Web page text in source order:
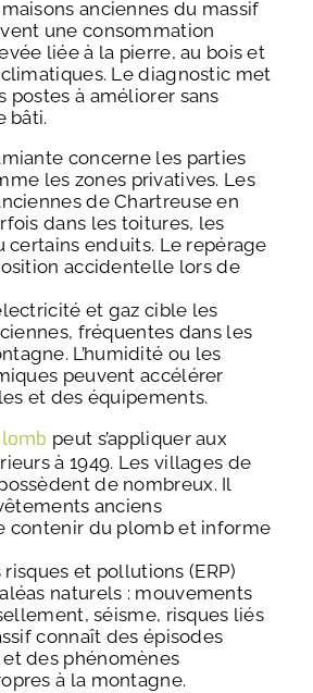
anciennes du massif
une consommation
liée à la pierre, au bois et
Le diagnostic met
postes à améliorer sans
bâti.
concerne les parties
les zones privatives. Les
de Chartreuse en
dans les toitures, les
certains enduits. Le repérage
accidentelle lors de
et gaz cible les
fréquentes dans les
L’humidité ou les
peuvent accélérer
et des équipements.
peut s’appliquer aux
à 1949. Les villages de
de nombreux. Il
anciens
contenir du plomb et informe
risques et pollutions (ERP)
naturels : mouvements
séisme, risques liés
connaît des épisodes
et des phénomènes
à la montagne.